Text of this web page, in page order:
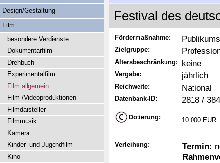
Festival des
Fördermaßnahme:
Zielgruppe:
Altersbeschränkung: keine
Vergabe: jährlich
Reichweite: National
Datenbank-ID: 2818 /
Dotierung: 10.000 EUR
Verleihung: Termin:
Design/Gestaltung
Film
besondere Verdienste
Dokumentarfilm
Drehbuch
Experimentalfilm
Film allgemein
Film-/Videoproduktionen
Filmdarsteller
Filmmusik
Kamera
Kinder- und Jugendfilm
Kino